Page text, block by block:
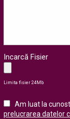
Incarcă Fisier
Limita fisier 24Mb
Am luat la
prelucrarea datelor